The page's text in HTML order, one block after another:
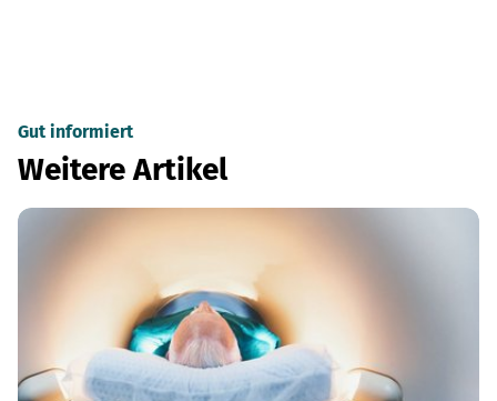
Gut informiert
Weitere Artikel